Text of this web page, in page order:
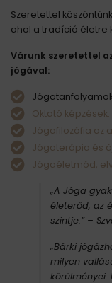
Szeretettel
ahol a tradíció életre
Várunk szeretettel
jógával:
Oktató képzések.
Jógafilozófia az
Jógaterápia és
Jógaéletmód,
„A Jóga
életerőd, az
szintje.” –
„Bárki
milyen